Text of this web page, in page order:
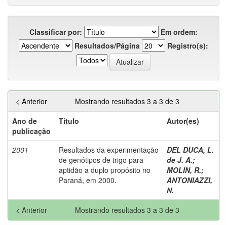
Classificar por:
Em ordem:
Resultados/Página
Registro(s):
Mostrando resultados 3 a 3 de 3
< Anterior
Ano de
publicação
Título Autor(es)
2001
Resultados da experimentação
de genótipos de trigo para
aptidão a duplo propósito no
Paraná, em 2000.
DEL DUCA, L.
de J. A.;
MOLIN, R.;
ANTONIAZZI,
N.
Mostrando resultados 3 a 3 de 3
< Anterior